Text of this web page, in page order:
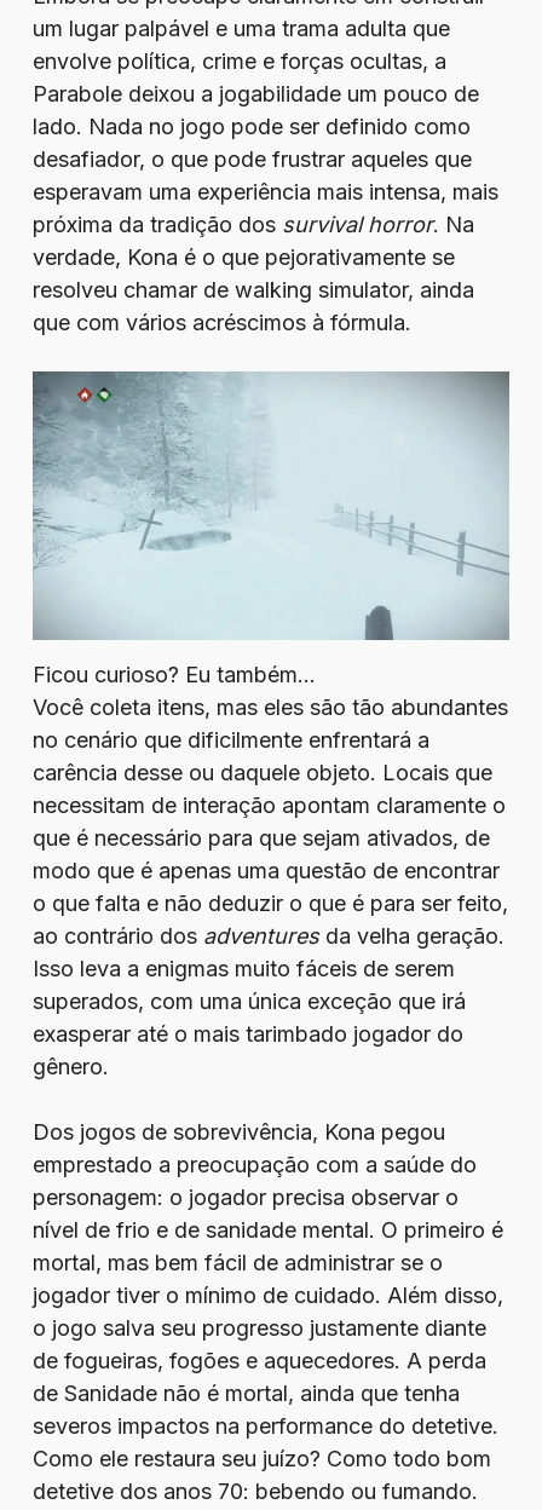
um lugar palpável e uma trama adulta que
envolve política, crime e forças ocultas, a
Parabole deixou a jogabilidade um pouco de
lado. Nada no jogo pode ser definido como
desafiador, o que pode frustrar aqueles que
esperavam uma experiência mais intensa, mais
próxima da tradição dos survival horror. Na
verdade, Kona é o que pejorativamente se
resolveu chamar de walking simulator, ainda
que com vários acréscimos à fórmula.
Ficou curioso? Eu também…
Você coleta itens, mas eles são tão abundantes
no cenário que dificilmente enfrentará a
carência desse ou daquele objeto. Locais que
necessitam de interação apontam claramente o
que é necessário para que sejam ativados, de
modo que é apenas uma questão de encontrar
o que falta e não deduzir o que é para ser feito,
ao contrário dos adventuresda velha geração.
Isso leva a enigmas muito fáceis de serem
superados, com uma única exceção que irá
exasperar até o mais tarimbado jogador do
gênero.
Dos jogos de sobrevivência, Kona pegou
emprestado a preocupação com a saúde do
personagem: o jogador precisa observar o
nível de frio e de sanidade mental. O primeiro é
mortal, mas bem fácil de administrar se o
jogador tiver o mínimo de cuidado. Além disso,
o jogo salva seu progresso justamente diante
de fogueiras, fogões e aquecedores. A perda
de Sanidade não é mortal, ainda que tenha
severos impactos na performance do detetive.
Como ele restaura seu juízo? Como todo bom
detetive dos anos 70: bebendo ou fumando.